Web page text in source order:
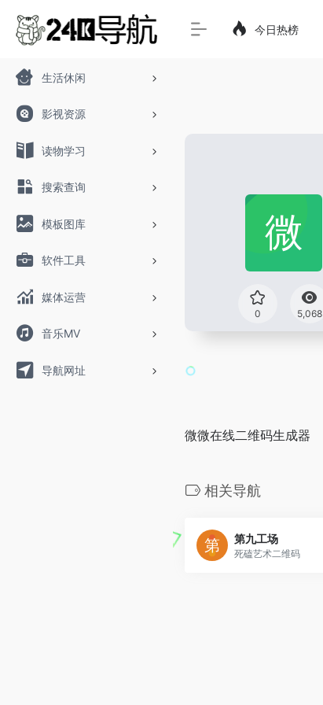
生活休闲
影视资源
读物学习
搜索查询
模板图库
软件工具
媒体运营
音乐MV
导航网址
今日热榜
0 5,068
微微在线二维码生成器
相关导航
第九工场
死磕艺术二维码